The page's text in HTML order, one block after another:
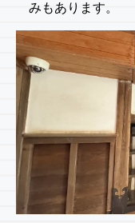
みもあります。